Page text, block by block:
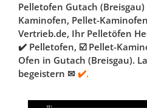
Pelletofen Gutach (Breisgau)
Kaminofen, Pellet-
Vertrieb.de, Ihr Pelletöfen
✔️ Pelletofen, ☑️ Pellet-
Ofen in Gutach (Breisgau).
begeistern ✉ ✔️.